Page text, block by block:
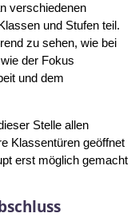
verschiedenen
und Stufen teil.
zu sehen, wie bei
der Fokus
und dem
Stelle allen
Klassentüren geöffnet
erst möglich gemacht